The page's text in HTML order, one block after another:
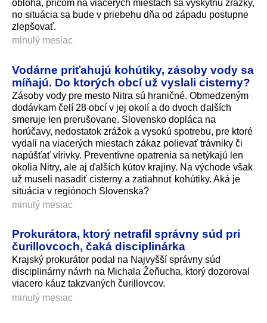
obloha, pričom na viacerých miestach sa vyskytnú zrážky,
no situácia sa bude v priebehu dňa od západu postupne
zlepšovať.
minulý mesiac
Vodárne priťahujú kohútiky, zásoby vody sa
míňajú. Do ktorých obcí už vyslali cisterny?
Zásoby vody pre mesto Nitra sú hraničné. Obmedzeným
dodávkam čelí 28 obcí v jej okolí a do dvoch ďalších
smeruje len prerušovane. Slovensko dopláca na
horúčavy, nedostatok zrážok a vysokú spotrebu, pre ktoré
vydali na viacerých miestach zákaz polievať trávniky či
napúšťať vírivky. Preventívne opatrenia sa netýkajú len
okolia Nitry, ale aj ďalších kútov krajiny. Na východe však
už museli nasadiť cisterny a zatiahnuť kohútiky. Aká je
situácia v regiónoch Slovenska?
minulý mesiac
Prokurátora, ktorý netrafil správny súd pri
čurillovcoch, čaká disciplinárka
Krajský prokurátor podal na Najvyšší správny súd
disciplinárny návrh na Michala Žeňucha, ktorý dozoroval
viacero káuz takzvaných čurillovcov.
minulý mesiac